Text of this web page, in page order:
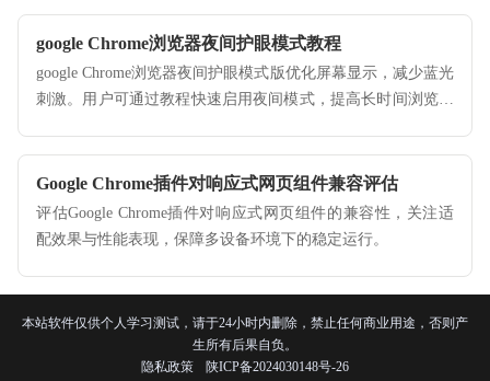
google Chrome浏览器夜间护眼模式教程
google Chrome浏览器夜间护眼模式版优化屏幕显示，减少蓝光
刺激。用户可通过教程快速启用夜间模式，提高长时间浏览舒
Google Chrome插件对响应式网页组件兼容评估
评估Google Chrome插件对响应式网页组件的兼容性，关注适
配效果与性能表现，保障多设备环境下的稳定运行。
本站软件仅供个人学习测试，请于24小时内删除，禁止任何商业用途，否则产
生所有后果自负。
隐私政策
陕ICP备2024030148号-26